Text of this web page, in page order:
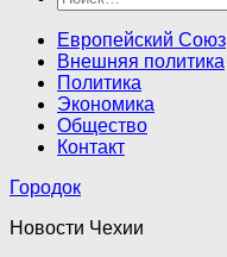
Европейский Союз
Внешняя политика
Политика
Экономика
Общество
Контакт
Городок
Новости Чехии